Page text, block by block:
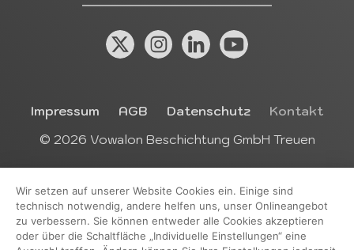
X (Twitter)InstagramLinkedin
Das Kleingedruckte
© 2026 Vowalon Beschichtung GmbH Treuen
Impressum AGB Datenschutz Kontakt
Wir setzen auf unserer Website Cookies ein. Einige sind
technisch notwendig, andere helfen uns, unser Onlineangebot
zu verbessern. Sie können entweder alle Cookies akzeptieren
oder über die Schaltfläche „Individuelle Einstellungen“ eine